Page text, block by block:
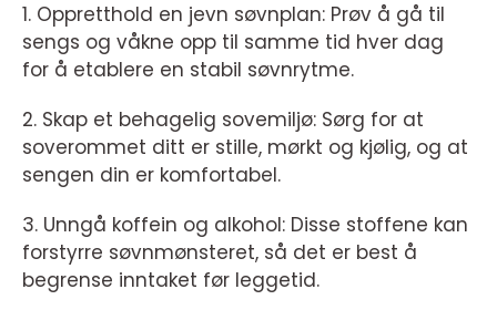
1. Oppretthold en jevn søvnplan: Prøv å gå til
sengs og våkne opp til samme tid hver dag
for å etablere en stabil søvnrytme.
2. Skap et behagelig sovemiljø: Sørg for at
soverommet ditt er stille, mørkt og kjølig, og at
sengen din er komfortabel.
3. Unngå koffein og alkohol: Disse stoffene kan
forstyrre søvnmønsteret, så det er best å
begrense inntaket før leggetid.